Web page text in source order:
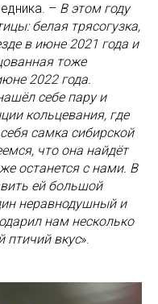
– В этом году
белая трясогузка,
в июне 2021 года и
тоже
2022 года.
себе пару и
кольцевания, где
самка сибирской
что она найдёт
останется с нами. В
ей большой
неравнодушный и
нам несколько
птичий вкус».